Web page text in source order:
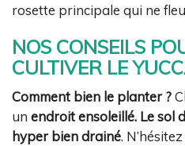
rosette principale qui ne
NOS CONSEILS
CULTIVER LE
Comment bien le planter ?
un endroit ensoleillé. Le sol
hyper bien drainé.